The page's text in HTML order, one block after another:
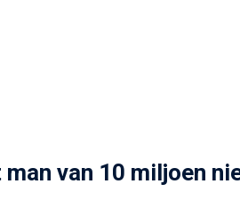
van 10 miljoen